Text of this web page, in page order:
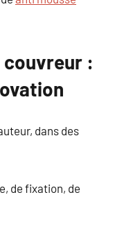
:
dans des
de fixation, de